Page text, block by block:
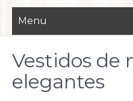
Menu
Vestidos de
elegantes